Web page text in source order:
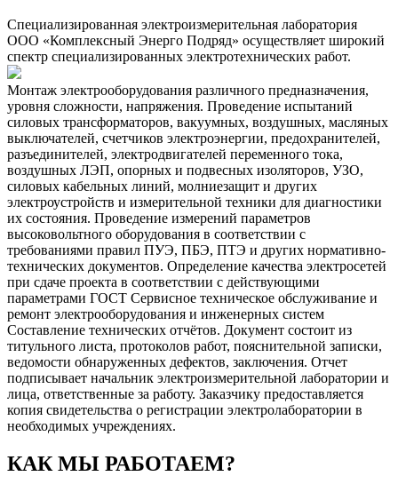
Специализированная электроизмерительная лаборатория
ООО «Комплексный Энерго Подряд» осуществляет широкий
спектр специализированных электротехнических работ.
Монтаж электрооборудования различного предназначения,
уровня сложности, напряжения. Проведение испытаний
силовых трансформаторов, вакуумных, воздушных, масляных
выключателей, счетчиков электроэнергии, предохранителей,
разъединителей, электродвигателей переменного тока,
воздушных ЛЭП, опорных и подвесных изоляторов, УЗО,
силовых кабельных линий, молниезащит и других
электроустройств и измерительной техники для диагностики
их состояния. Проведение измерений параметров
высоковольтного оборудования в соответствии с
требованиями правил ПУЭ, ПБЭ, ПТЭ и других нормативно-
технических документов. Определение качества электросетей
при сдаче проекта в соответствии с действующими
параметрами ГОСТ Сервисное техническое обслуживание и
ремонт электрооборудования и инженерных систем
Составление технических отчётов. Документ состоит из
титульного листа, протоколов работ, пояснительной записки,
ведомости обнаруженных дефектов, заключения. Отчет
подписывает начальник электроизмерительной лаборатории и
лица, ответственные за работу. Заказчику предоставляется
копия свидетельства о регистрации электролаборатории в
необходимых учреждениях.
КАК МЫ РАБОТАЕМ?